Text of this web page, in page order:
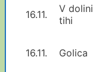
16.11.
V dolini
tihi
16.11. Golica